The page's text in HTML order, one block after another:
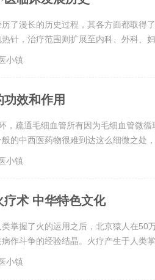
了漫长的历史过程，其各方面都取得
针，治疗范围则扩展至内科、外科、妇
小镇
功效和作用
，疏通毛细血管所有因为毛细血管微
的中西医药物很难到达这么细微之处，
小镇
疗术 中华特色文化
掌握了火的运用之后，北京猿人在50
作斗争的经验结晶。火疗产生于人类掌
小镇